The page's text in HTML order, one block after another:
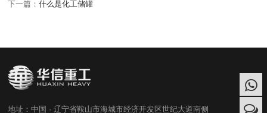
下一篇：什么是化工储罐
地址：中国 · 辽宁省鞍山市海城市经济开发区世纪大道南侧